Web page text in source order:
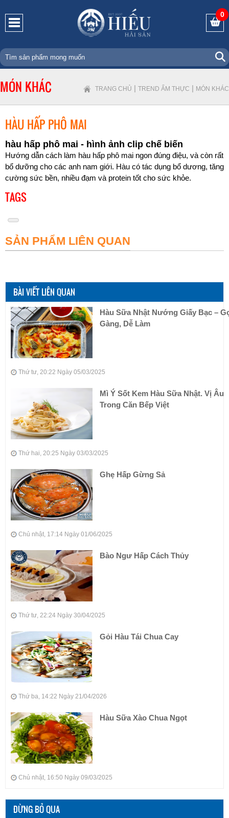
0
MÓN KHÁC TRANG CHỦ | TREND ẨM THỰC | MÓN KHÁC
HÀU HẤP PHÔ MAI
hàu hấp phô mai - hình ảnh clip chế biến
Hướng dẫn cách làm hàu hấp phô mai ngon đúng điệu, và còn rất
bổ dưỡng cho các anh nam giới. Hàu có tác dụng bổ dương, tăng
cường sức bền, nhiều đạm và protein tốt cho sức khỏe.
TAGS
SẢN PHẨM LIÊN QUAN
BÀI VIẾT LIÊN QUAN
Hàu Sữa Nhật Nướng Giấy Bạc –
Gàng, Dễ Làm
Thứ tư, 20:22 Ngày 05/03/2025
Mì Ý Sốt Kem Hàu Sữa Nhật. Vị Âu
Trong Căn Bếp Việt
Thứ hai, 20:25 Ngày 03/03/2025
Ghẹ Hấp Gừng Sả
Chủ nhật, 17:14 Ngày 01/06/2025
Bào Ngư Hấp Cách Thủy
Thứ tư, 22:24 Ngày 30/04/2025
Gỏi Hàu Tái Chua Cay
Thứ ba, 14:22 Ngày 21/04/2026
Hàu Sữa Xào Chua Ngọt
Chủ nhật, 16:50 Ngày 09/03/2025
ĐỪNG BỎ QUA